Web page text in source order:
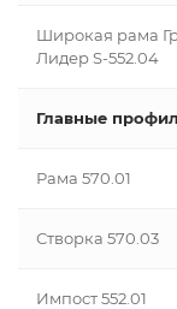
Широкая рама
Лидер S-552.04
Главные
Рама 570.01
Створка 570.03
Импост 552.01